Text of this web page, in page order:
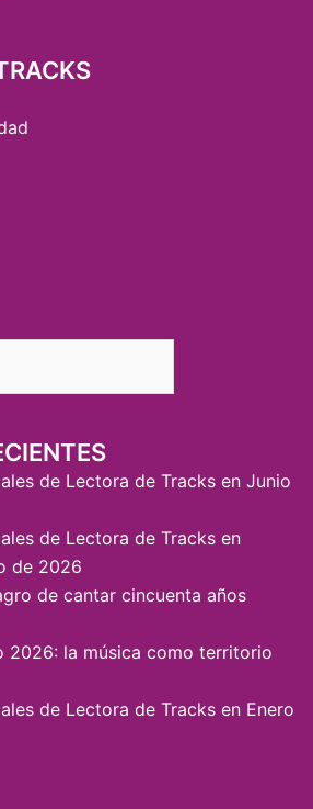
de Lectora de Tracks en Junio
de Lectora de Tracks en
de 2026
de cantar cincuenta años
2026: la música como territorio
de Lectora de Tracks en Enero